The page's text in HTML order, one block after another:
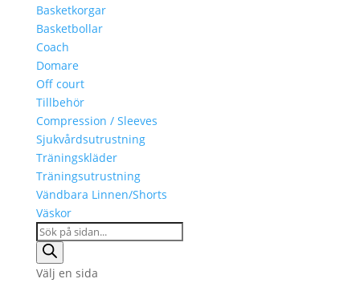
Basketkorgar
Basketbollar
Coach
Domare
Off court
Tillbehör
Compression / Sleeves
Sjukvårdsutrustning
Träningskläder
Träningsutrustning
Vändbara Linnen/Shorts
Väskor
Products
search
Välj en sida